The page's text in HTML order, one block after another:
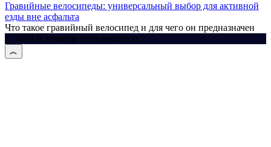
Гравийные велосипеды: универсальный выбор для активной
езды вне асфальта
Что такое гравийный велосипед и для чего он предназначен
© 2026 В помощь пользователю